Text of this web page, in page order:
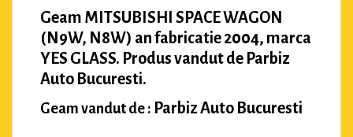
Geam MITSUBISHI SPACE WAGON
(N9W, N8W) an fabricatie 2004, marca
YES GLASS. Produs vandut de Parbiz
Auto Bucuresti.
Geam vandut de : Parbiz Auto Bucuresti